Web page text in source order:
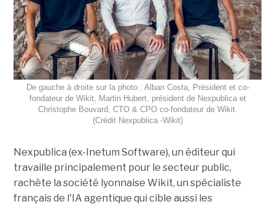
De gauche à droite sur la photo : Alban Costa, Président et co-
fondateur de Wikit, Martin Hubert, président de Nexpublica et
Christophe Bouvard, CTO & CPO co-fondateur de Wikit.
(Crédit Nexpublica -Wikit)
Nexpublica (ex-Inetum Software), un éditeur qui
travaille principalement pour le secteur public,
rachète la société lyonnaise Wikit, un spécialiste
français de l'IA agentique qui cible aussi les